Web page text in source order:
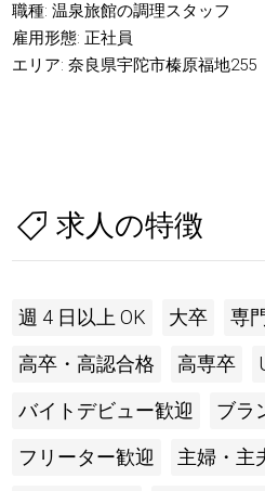
職種: 温泉旅館の調理スタッフ
雇用形態: 正社員
エリア: 奈良県宇陀市榛原福地255
求人の特徴
週 4 日以上 OK 大卒 専
高卒・高認合格 高専卒
バイトデビュー歓迎 ブラ
フリーター歓迎 主婦・主